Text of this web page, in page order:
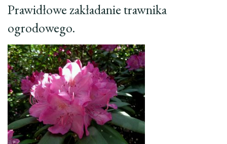
Prawidłowe zakładanie trawnika
ogrodowego.